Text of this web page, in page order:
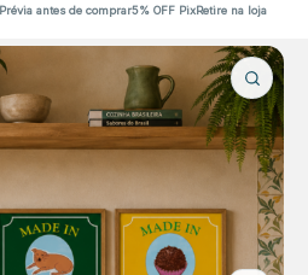
Prévia antes de comprar5% OFF PixRetire na loja